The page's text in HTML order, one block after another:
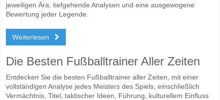
jeweiligen Ära, tiefgehende Analysen und eine ausgewogene
Bewertung jeder Legende.
Weiterlesen
Die Besten Fußballtrainer Aller Zeiten
Entdecken Sie die besten Fußballtrainer aller Zeiten, mit einer
vollständigen Analyse jedes Meisters des Spiels, einschließlich
Vermächtnis, Titel, taktischer Ideen, Führung, kulturellem Einfluss